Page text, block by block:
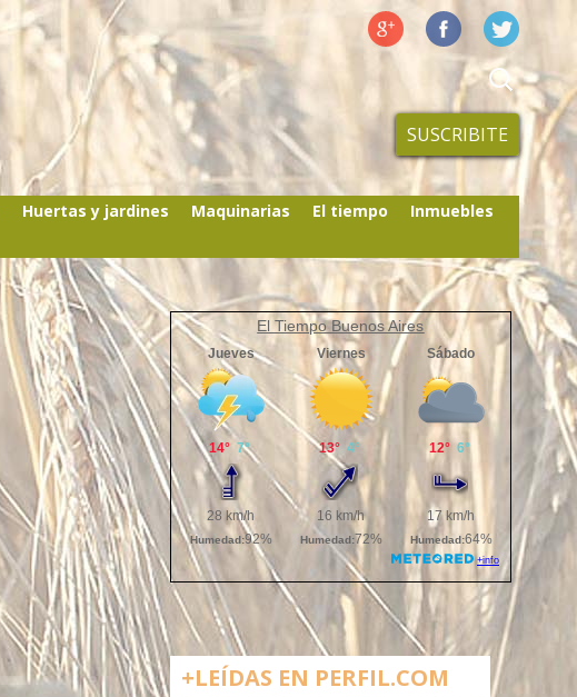
SUSCRIBITE
Huertas y jardines Maquinarias El tiempo
Inmuebles
El Tiempo Buenos Aires
+LEÍDAS EN PERFIL.COM